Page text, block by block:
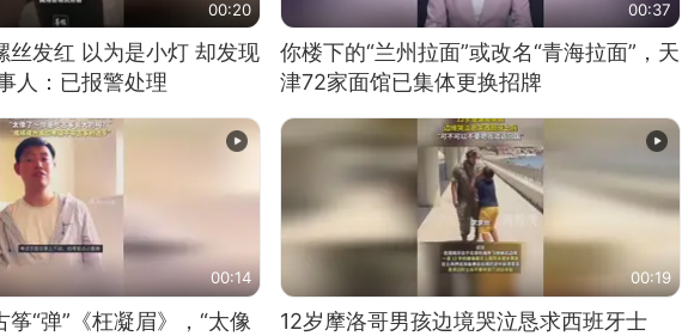
00:20
丝发红 以为是小灯 却发现
人：已报警处理
00:37
你楼下的“兰州拉面”或改名“青海拉面”，天
津72家面馆已集体更换招牌
00:14
“弹”《枉凝眉》，“太像
00:19
12岁摩洛哥男孩边境哭泣恳求西班牙士